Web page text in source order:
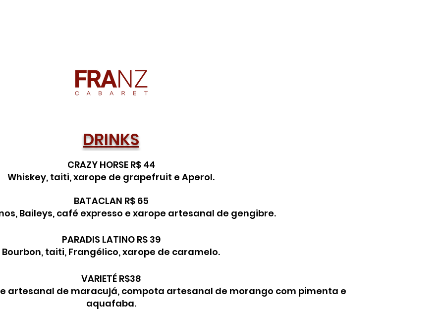
DRINKS
CRAZY HORSE R$ 44
Whiskey, taiti, xarope de grapefruit e Aperol.
BATACLAN R$ 65
Baileys, café expresso e xarope artesanal de gengibre​.
PARADIS LATINO R$ 39
Bourbon, taiti, Frangélico, xarope de caramelo.
VARIETÉ R$38
artesanal de maracujá, compota artesanal de morango com pimenta e
aquafaba.